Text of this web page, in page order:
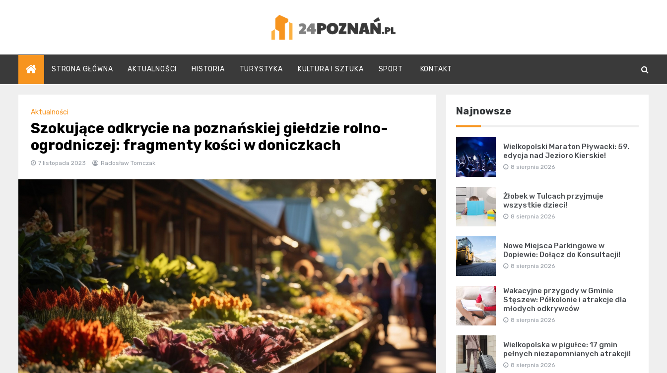
24Poznań.pl
STRONA GŁÓWNA AKTUALNOŚCI HISTORIA TURYSTYKA KULTURA I SZTUKA SPORT KONTAKT
Aktualności
Szokujące odkrycie na poznańskiej giełdzie rolno-
ogrodniczej: fragmenty kości w doniczkach
7 listopada 2023 Radosław Tomczak
Najnowsze
Wielkopolski Maraton Pływacki: 59.
edycja nad Jezioro Kierskie!
8 sierpnia 2026
Żłobek w Tulcach przyjmuje
wszystkie dzieci!
8 sierpnia 2026
Nowe Miejsca Parkingowe w
Dopiewie: Dołącz do Konsultacji!
8 sierpnia 2026
Wakacyjne przygody w Gminie
Stęszew: Półkolonie i atrakcje dla
młodych odkrywców
8 sierpnia 2026
Wielkopolska w pigułce: 17 gmin
pełnych niezapomnianych atrakcji!
8 sierpnia 2026